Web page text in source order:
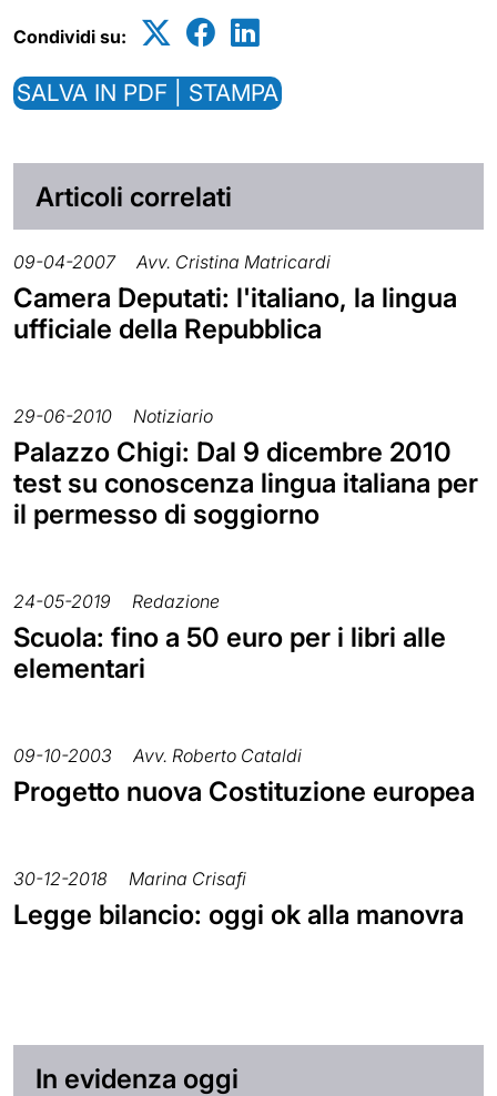
Condividi su:
SALVA IN PDF | STAMPA
Articoli correlati
09-04-2007 Avv. Cristina Matricardi
Camera Deputati: l'italiano, la lingua
ufficiale della Repubblica
29-06-2010 Notiziario
Palazzo Chigi: Dal 9 dicembre 2010
test su conoscenza lingua italiana per
il permesso di soggiorno
24-05-2019 Redazione
Scuola: fino a 50 euro per i libri alle
elementari
09-10-2003 Avv. Roberto Cataldi
Progetto nuova Costituzione europea
30-12-2018 Marina Crisafi
Legge bilancio: oggi ok alla manovra
In evidenza oggi